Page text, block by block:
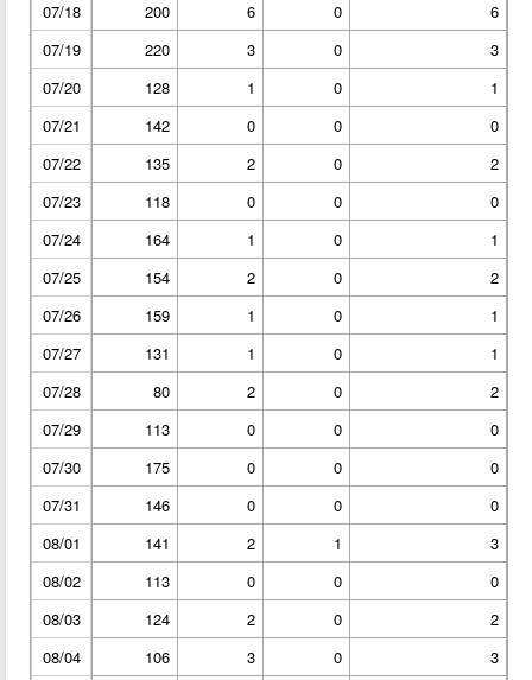
07/18
200 6 0
6
07/19
220 3 0
3
07/20
128 1 0
1
07/21
142 0 0
0
07/22
135 2 0
2
07/23
118 0 0
0
07/24
164 1 0
1
07/25
154 2 0
2
07/26
159 1 0
1
07/27
131 1 0
1
07/28
80 2 0
2
07/29
113 0 0
0
07/30
175 0 0
0
07/31
146 0 0
0
08/01
141 2 1
3
08/02
113 0 0
0
08/03
124 2 0
2
08/04
106 3 0
3